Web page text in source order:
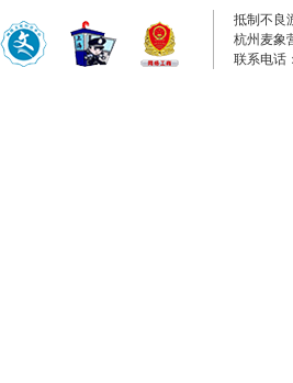
抵制不良
杭州麦象
联系电话